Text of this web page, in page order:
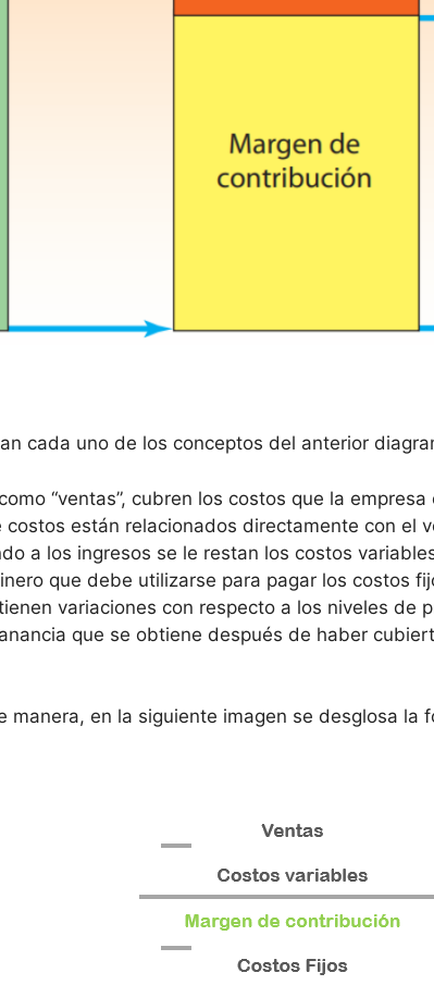
cada uno de los conceptos del anterior
“ventas”, cubren los costos que la
están relacionados directamente con el
a los ingresos se le restan los costos
que debe utilizarse para pagar los costos
variaciones con respecto a los niveles de
que se obtiene después de haber
manera, en la siguiente imagen se desglosa